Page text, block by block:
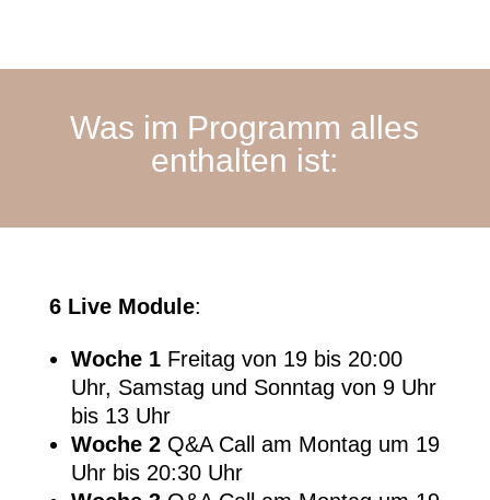
Was im Programm alles
enthalten ist:
6 Live Module:
Woche 1Freitag von 19 bis 20:00
Uhr, Samstag und Sonntag von 9 Uhr
bis 13 Uhr
Woche 2Q&A Call am Montag um 19
Uhr bis 20:30 Uhr